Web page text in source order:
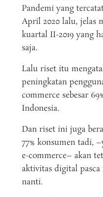
Pandemi yang
April 2020 lalu, jelas
kuartal II-2019 yang
saja.
Lalu riset itu
peningkatan
commerce sebesar
Indonesia.
Dan riset ini juga
77% konsumen tadi,
e-commerce– akan
aktivitas digital pasca
nanti.